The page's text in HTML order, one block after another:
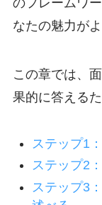
のフレームワ
なたの魅力が
この章では、
果的に答える
ステップ1
ステップ2
ステップ3